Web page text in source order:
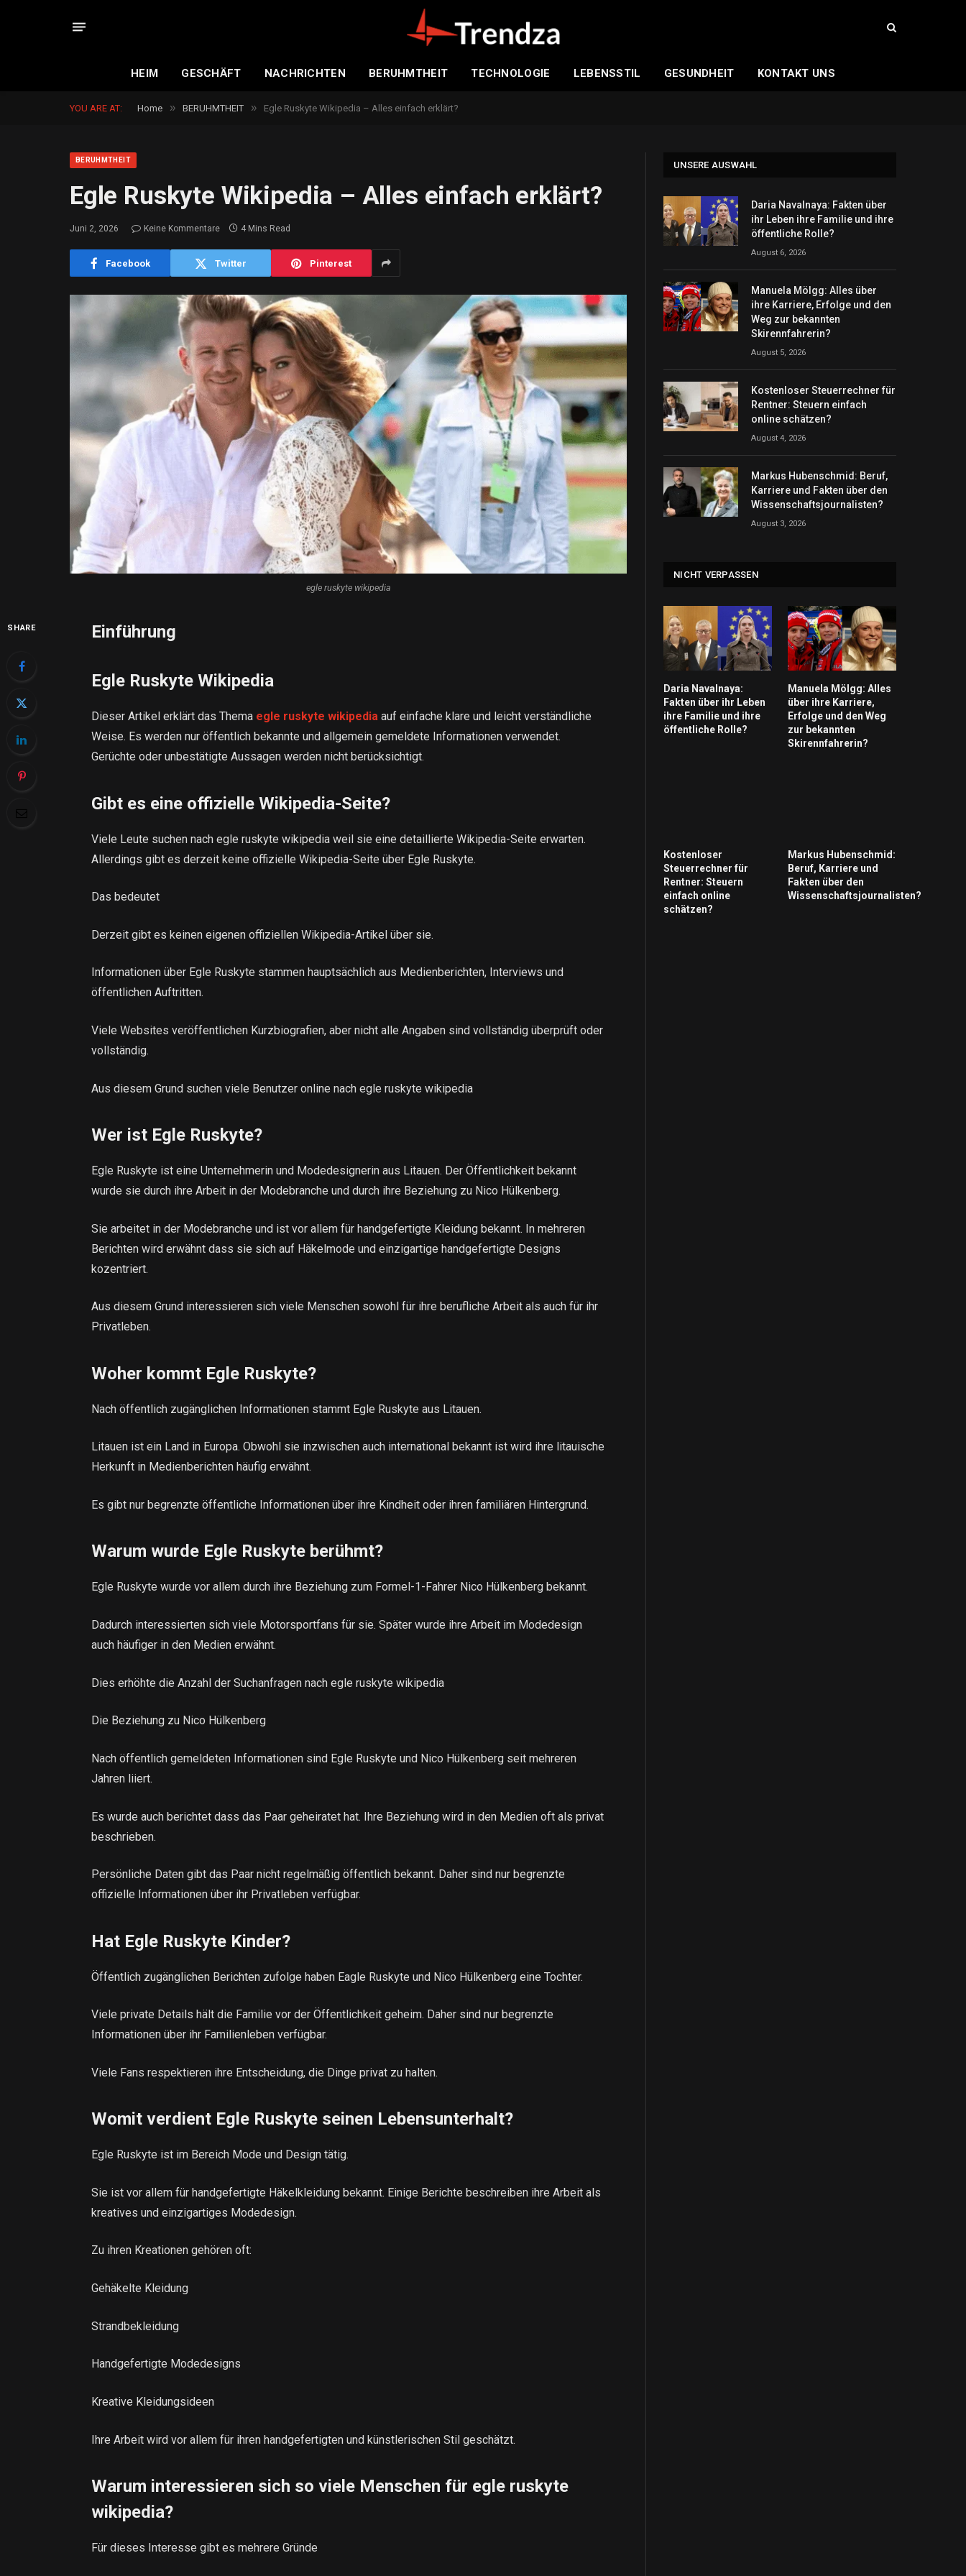
HEIM GESCHÄFT NACHRICHTEN BERUHMTHEIT TECHNOLOGIE LEBENSSTIL GESUNDHEIT KONTAKT UNS
YOU ARE AT: Home » BERUHMTHEIT » Egle Ruskyte Wikipedia – Alles einfach erklärt?
BERUHMTHEIT
Egle Ruskyte Wikipedia – Alles einfach erklärt?
Juni 2, 2026 Keine Kommentare 4 Mins Read
Facebook Twitter Pinterest
egle ruskyte wikipedia
SHARE Einführung
Egle Ruskyte Wikipedia
Dieser Artikel erklärt das Thema egle ruskyte wikipedia auf einfache klare und leicht verständliche
Weise. Es werden nur öffentlich bekannte und allgemein gemeldete Informationen verwendet.
Gerüchte oder unbestätigte Aussagen werden nicht berücksichtigt.
Gibt es eine offizielle Wikipedia-Seite?
Viele Leute suchen nach egle ruskyte wikipedia weil sie eine detaillierte Wikipedia-Seite erwarten.
Allerdings gibt es derzeit keine offizielle Wikipedia-Seite über Egle Ruskyte.
Das bedeutet
Derzeit gibt es keinen eigenen offiziellen Wikipedia-Artikel über sie.
Informationen über Egle Ruskyte stammen hauptsächlich aus Medienberichten, Interviews und
öffentlichen Auftritten.
Viele Websites veröffentlichen Kurzbiografien, aber nicht alle Angaben sind vollständig überprüft oder
vollständig.
Aus diesem Grund suchen viele Benutzer online nach egle ruskyte wikipedia
Wer ist Egle Ruskyte?
Egle Ruskyte ist eine Unternehmerin und Modedesignerin aus Litauen. Der Öffentlichkeit bekannt
wurde sie durch ihre Arbeit in der Modebranche und durch ihre Beziehung zu Nico Hülkenberg.
Sie arbeitet in der Modebranche und ist vor allem für handgefertigte Kleidung bekannt. In mehreren
Berichten wird erwähnt dass sie sich auf Häkelmode und einzigartige handgefertigte Designs
kozentriert.
Aus diesem Grund interessieren sich viele Menschen sowohl für ihre berufliche Arbeit als auch für ihr
Privatleben.
Woher kommt Egle Ruskyte?
Nach öffentlich zugänglichen Informationen stammt Egle Ruskyte aus Litauen.
Litauen ist ein Land in Europa. Obwohl sie inzwischen auch international bekannt ist wird ihre litauische
Herkunft in Medienberichten häufig erwähnt.
Es gibt nur begrenzte öffentliche Informationen über ihre Kindheit oder ihren familiären Hintergrund.
Warum wurde Egle Ruskyte berühmt?
Egle Ruskyte wurde vor allem durch ihre Beziehung zum Formel-1-Fahrer Nico Hülkenberg bekannt.
Dadurch interessierten sich viele Motorsportfans für sie. Später wurde ihre Arbeit im Modedesign
auch häufiger in den Medien erwähnt.
Dies erhöhte die Anzahl der Suchanfragen nach egle ruskyte wikipedia
Die Beziehung zu Nico Hülkenberg
Nach öffentlich gemeldeten Informationen sind Egle Ruskyte und Nico Hülkenberg seit mehreren
Jahren liiert.
Es wurde auch berichtet dass das Paar geheiratet hat. Ihre Beziehung wird in den Medien oft als privat
beschrieben.
Persönliche Daten gibt das Paar nicht regelmäßig öffentlich bekannt. Daher sind nur begrenzte
offizielle Informationen über ihr Privatleben verfügbar.
Hat Egle Ruskyte Kinder?
Öffentlich zugänglichen Berichten zufolge haben Eagle Ruskyte und Nico Hülkenberg eine Tochter.
Viele private Details hält die Familie vor der Öffentlichkeit geheim. Daher sind nur begrenzte
Informationen über ihr Familienleben verfügbar.
Viele Fans respektieren ihre Entscheidung, die Dinge privat zu halten.
Womit verdient Egle Ruskyte seinen Lebensunterhalt?
Egle Ruskyte ist im Bereich Mode und Design tätig.
Sie ist vor allem für handgefertigte Häkelkleidung bekannt. Einige Berichte beschreiben ihre Arbeit als
kreatives und einzigartiges Modedesign.
Zu ihren Kreationen gehören oft:
Gehäkelte Kleidung
Strandbekleidung
Handgefertigte Modedesigns
Kreative Kleidungsideen
Ihre Arbeit wird vor allem für ihren handgefertigten und künstlerischen Stil geschätzt.
Warum interessieren sich so viele Menschen für egle ruskyte
wikipedia?
Für dieses Interesse gibt es mehrere Gründe
UNSERE AUSWAHL
Daria Navalnaya: Fakten über
ihr Leben ihre Familie und ihre
öffentliche Rolle?
August 6, 2026
Manuela Mölgg: Alles über
ihre Karriere, Erfolge und den
Weg zur bekannten
Skirennfahrerin?
August 5, 2026
Kostenloser Steuerrechner für
Rentner: Steuern einfach
online schätzen?
August 4, 2026
Markus Hubenschmid: Beruf,
Karriere und Fakten über den
Wissenschaftsjournalisten?
August 3, 2026
NICHT VERPASSEN
Daria Navalnaya:
Fakten über ihr Leben
ihre Familie und ihre
öffentliche Rolle?
Manuela Mölgg: Alles
über ihre Karriere,
Erfolge und den Weg
zur bekannten
Skirennfahrerin?
Kostenloser
Steuerrechner für
Rentner: Steuern
einfach online
schätzen?
Markus Hubenschmid:
Beruf, Karriere und
Fakten über den
Wissenschaftsjournalisten?